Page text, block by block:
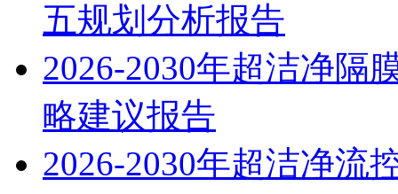
五规划分析报告
2026-2030年超洁净隔
略建议报告
2026-2030年超洁净流